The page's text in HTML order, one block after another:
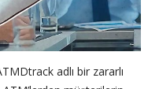
adlı bir zararlı